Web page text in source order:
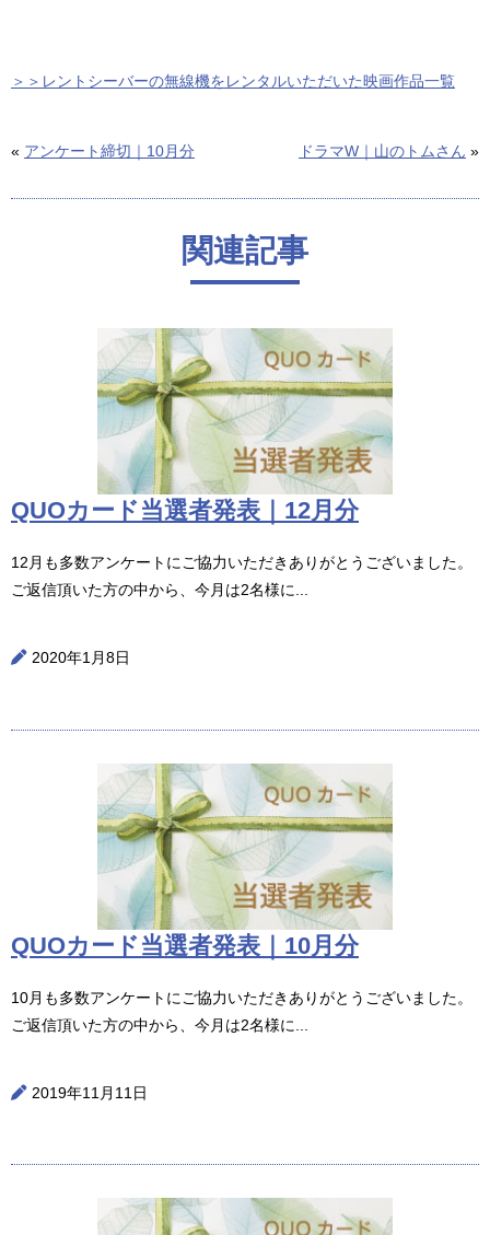
＞＞レントシーバーの無線機をレンタルいただいた映画作品一覧
« アンケート締切｜10月分 ドラマW｜山のトムさん »
関連記事
QUOカード当選者発表｜12月分
12月も多数アンケートにご協力いただきありがとうございました。
ご返信頂いた方の中から、今月は2名様に...
2020年1月8日
QUOカード当選者発表｜10月分
10月も多数アンケートにご協力いただきありがとうございました。
ご返信頂いた方の中から、今月は2名様に...
2019年11月11日